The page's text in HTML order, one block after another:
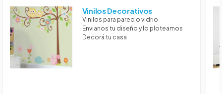
Vinilos Decorativos
Vinilos para pared o vidrio
Envianos tu diseño y lo ploteamos
Decorá tu casa